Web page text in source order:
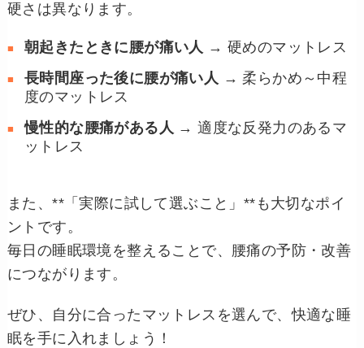
硬さは異なります。
朝起きたときに腰が痛い人 → 硬めのマットレス
長時間座った後に腰が痛い人 → 柔らかめ～中程
度のマットレス
慢性的な腰痛がある人 → 適度な反発力のあるマ
ットレス
また、**「実際に試して選ぶこと」**も大切なポイ
ントです。
毎日の睡眠環境を整えることで、腰痛の予防・改善
につながります。
ぜひ、自分に合ったマットレスを選んで、快適な睡
眠を手に入れましょう！